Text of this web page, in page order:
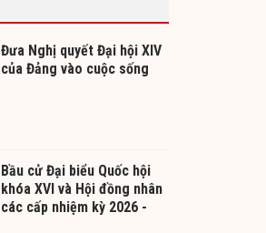
Đưa Nghị quyết Đại hội XIV
của Đảng vào cuộc sống
Bầu cử Đại biểu Quốc hội
khóa XVI và Hội đồng nhân
các cấp nhiệm kỳ 2026 -